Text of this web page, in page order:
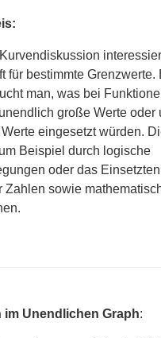
Kurvendiskussion
für bestimmte Grenzwerte.
man, was bei
große Werte oder
eingesetzt würden.
Beispiel durch logische
oder das
Zahlen sowie
im Unendlichen Graph: